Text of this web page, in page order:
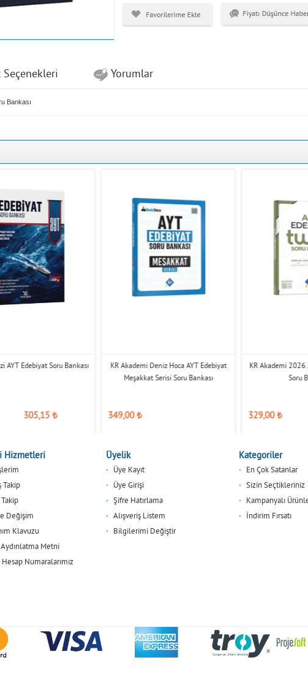
Seçenekleri Yorumlar
Bankası
AYT Edebiyat Soru Bankası
305,15 ₺
KR Akademi Deniz Hoca AYT Edebiyat
Meşakkat Serisi Soru Bankası
349,00₺
KR Akademi 2026
Soru
329,00₺
Hizmetleri
Takip
Değişim
Klavuzu
Metni
Hesap Numaralarımız
Üyelik
Üye Kayıt
Üye Girişi
Şifre Hatırlama
Alışveriş Listem
Bilgilerimi Değiştir
Kategoriler
En Çok Satanlar
Sizin Seçtikleriniz
Kampanyalı
İndirim Fırsatı